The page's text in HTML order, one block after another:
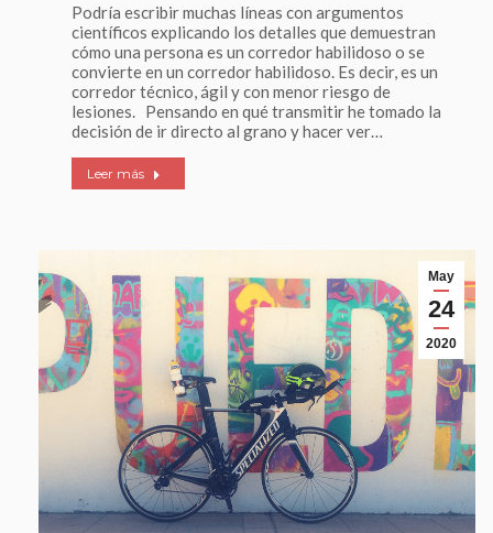
Podría escribir muchas líneas con argumentos
científicos explicando los detalles que demuestran
cómo una persona es un corredor habilidoso o se
convierte en un corredor habilidoso. Es decir, es un
corredor técnico, ágil y con menor riesgo de
lesiones. Pensando en qué transmitir he tomado la
decisión de ir directo al grano y hacer ver…
Leer más
May
24
2020